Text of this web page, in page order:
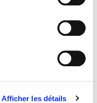
Afficher les détails